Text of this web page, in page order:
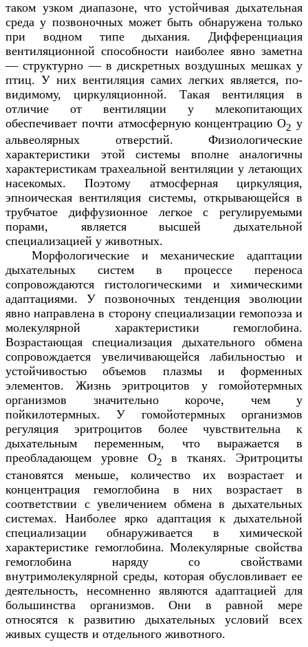
таком узком диапазоне, что устойчивая дыхательная
среда у позвоночных может быть обнаружена только
при водном типе дыхания. Дифференциация
вентиляционной способности наиболее явно заметна
— структурно — в дискретных воздушных мешках у
птиц. У них вентиляция самих легких является, по-
видимому, циркуляционной. Такая вентиляция в
отличие от вентиляции у млекопитающих
обеспечивает почти атмосферную концентрацию О2 у
альвеолярных отверстий. Физиологические
характеристики этой системы вполне аналогичны
характеристикам трахеальной вентиляции у летающих
насекомых. Поэтому атмосферная циркуляция,
эпноическая вентиляция системы, открывающейся в
трубчатое диффузионное легкое с регулируемыми
порами, является высшей дыхательной
специализацией у животных.
Морфологические и механические адаптации
дыхательных систем в процессе переноса
сопровождаются гистологическими и химическими
адаптациями. У позвоночных тенденция эволюции
явно направлена в сторону специализации гемопоэза и
молекулярной характеристики гемоглобина.
Возрастающая специализация дыхательного обмена
сопровождается увеличивающейся лабильностью и
устойчивостью объемов плазмы и форменных
элементов. Жизнь эритроцитов у гомойотермных
организмов значительно короче, чем у
пойкилотермных. У гомойотермных организмов
регуляция эритроцитов более чувствительна к
дыхательным переменным, что выражается в
преобладающем уровне О2
в тканях. Эритроциты
становятся меньше, количество их возрастает и
концентрация гемоглобина в них возрастает в
соответствии с увеличением обмена в дыхательных
системах. Наиболее ярко адаптация к дыхательной
специализации обнаруживается в химической
характеристике гемоглобина. Молекулярные свойства
гемоглобина наряду со свойствами
внутримолекулярной среды, которая обусловливает ее
деятельность, несомненно являются адаптацией для
большинства организмов. Они в равной мере
относятся к развитию дыхательных условий всех
живых существ и отдельного животного.